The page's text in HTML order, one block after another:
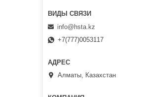
info@hsta.kz
+7(777)0053117
Алматы, Казахстан